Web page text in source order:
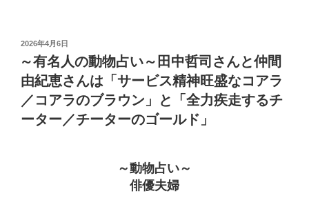
投
2026年4月6日
～有名人の動物占い～田中哲司さんと仲間
由紀恵さんは「サービス精神旺盛なコアラ
／コアラのブラウン」と「全力疾走するチ
ーター／チーターのゴールド」
～動物占い～
俳優夫婦